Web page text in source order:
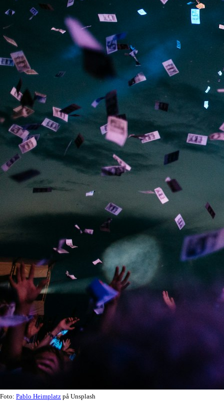
Foto: Pablo Heimplatz på Unsplash